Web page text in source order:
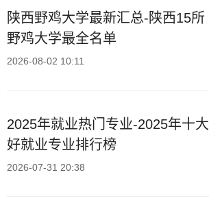
陕西野鸡大学最新汇总-陕西15所
野鸡大学最全名单
2026-08-02 10:11
2025年就业热门专业-2025年十大
好就业专业排行榜
2026-07-31 20:38